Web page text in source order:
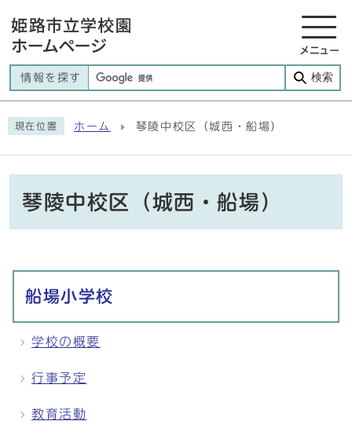
メニュー
情報を探す 検索
現在位置 ホーム 琴陵中校区（城西・船場）
琴陵中校区（城西・船場）
メインメニュー
船場小学校
学校の概要
行事予定
教育活動